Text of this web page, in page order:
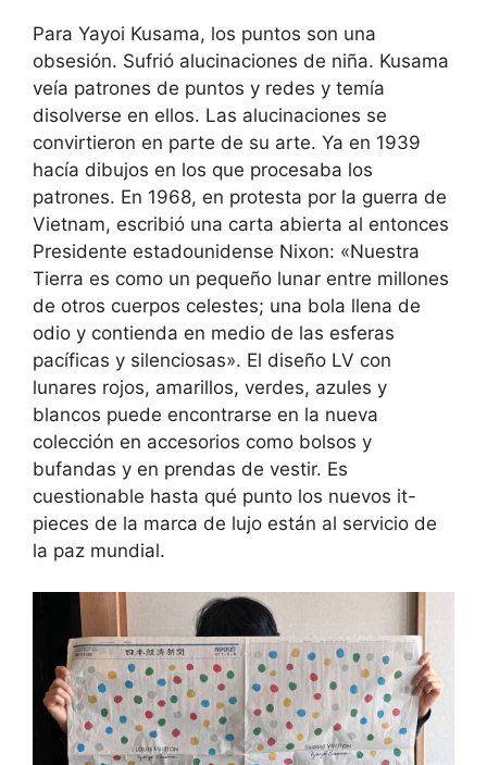
Para Yayoi Kusama, los puntos son una
obsesión. Sufrió alucinaciones de niña. Kusama
veía patrones de puntos y redes y temía
disolverse en ellos. Las alucinaciones se
convirtieron en parte de su arte. Ya en 1939
hacía dibujos en los que procesaba los
patrones. En 1968, en protesta por la guerra de
Vietnam, escribió una carta abierta al entonces
Presidente estadounidense Nixon: «Nuestra
Tierra es como un pequeño lunar entre millones
de otros cuerpos celestes; una bola llena de
odio y contienda en medio de las esferas
pacíficas y silenciosas». El diseño LV con
lunares rojos, amarillos, verdes, azules y
blancos puede encontrarse en la nueva
colección en accesorios como bolsos y
bufandas y en prendas de vestir. Es
cuestionable hasta qué punto los nuevos it-
pieces de la marca de lujo están al servicio de
la paz mundial.